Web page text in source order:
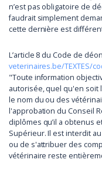
n’est pas obligatoire de
faudrait simplement
cette dernière est
L’article 8 du Code de
veterinaires.be/TEXTES/
"Toute information
autorisée, quel qu'en soit
le nom du ou des
l'approbation du Conseil
diplômes qu’il a obtenus
Supérieur. Il est interdit
ou de s'attribuer des
vétérinaire reste